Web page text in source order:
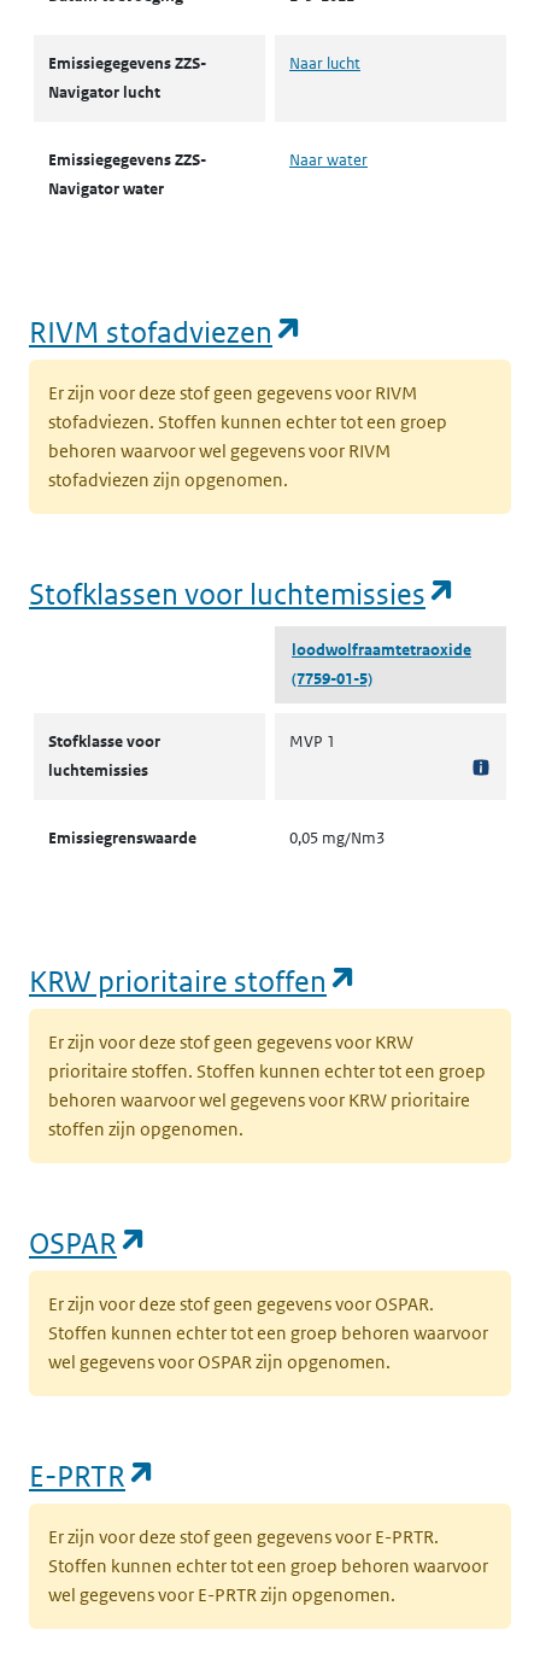
Emissiegegevens ZZS-
Navigator lucht
Naar lucht
Emissiegegevens ZZS-
Navigator water
Naar water
RIVM stofadviezen
Er zijn voor deze stof geen gegevens voor RIVM
stofadviezen. Stoffen kunnen echter tot een groep
behoren waarvoor wel gegevens voor RIVM
stofadviezen zijn opgenomen.
Stofklassen voor luchtemissies
loodwolfraamtetraoxide
(7759-01-5)
Stofklasse voor
luchtemissies
MVP 1
Emissiegrenswaarde 0,05 mg/Nm3
KRW prioritaire stoffen
Er zijn voor deze stof geen gegevens voor KRW
prioritaire stoffen. Stoffen kunnen echter tot een groep
behoren waarvoor wel gegevens voor KRW prioritaire
stoffen zijn opgenomen.
OSPAR
Er zijn voor deze stof geen gegevens voor OSPAR.
Stoffen kunnen echter tot een groep behoren waarvoor
wel gegevens voor OSPAR zijn opgenomen.
E-PRTR
Er zijn voor deze stof geen gegevens voor E-PRTR.
Stoffen kunnen echter tot een groep behoren waarvoor
wel gegevens voor E-PRTR zijn opgenomen.